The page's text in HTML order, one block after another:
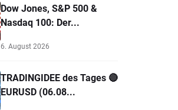
Dow Jones, S&P 500 &
Nasdaq 100: Der...
6. August 2026
TRADINGIDEE des Tages 🔴
EURUSD (06.08...